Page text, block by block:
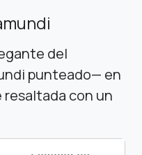
del
punteado— en
resaltada con un